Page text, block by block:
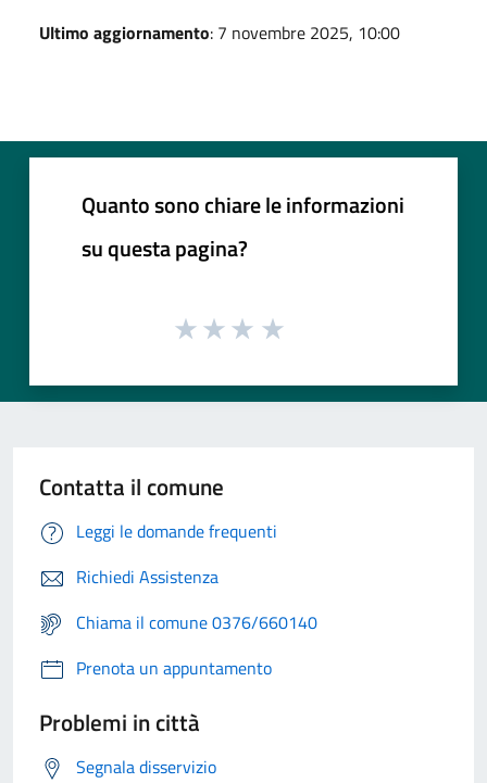
Ultimo aggiornamento: 7 novembre 2025, 10:00
Quanto sono chiare le informazioni
su questa pagina?
Contatta il comune
Leggi le domande frequenti
Richiedi Assistenza
Chiama il comune 0376/660140
Prenota un appuntamento
Problemi in città
Segnala disservizio